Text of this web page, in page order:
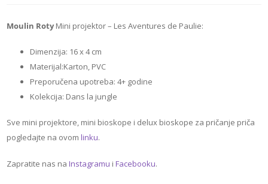
Moulin RotyMini projektor – Les Aventures de Paulie:
Dimenzija: 16 x 4 cm
Materijal:Karton, PVC
Preporučena upotreba: 4+ godine
Kolekcija: Dans la jungle
Sve mini projektore, mini bioskope i delux bioskope za pričanje priča
pogledajte na ovomlinku.
Zapratite nas naInstagramu iFacebooku.